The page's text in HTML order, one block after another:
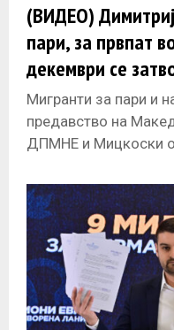
(ВИДЕО)
пари, за првпат
декември се
Мигранти за пари и
предавство на
ДПМНЕ и Мицкоски